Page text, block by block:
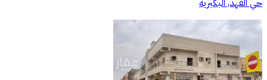
حي الفهد, البكيرية